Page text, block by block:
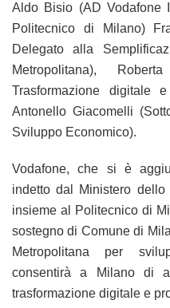
Aldo Bisio (AD Vodafone
Politecnico di Milano)
Delegato alla
Metropolitana),
Trasformazione digitale
Antonello Giacomelli
Sviluppo Economico).
Vodafone, che si è
indetto dal Ministero
insieme al Politecnico di
sostegno di Comune di
Metropolitana per
consentirà a Milano di
trasformazione digitale e